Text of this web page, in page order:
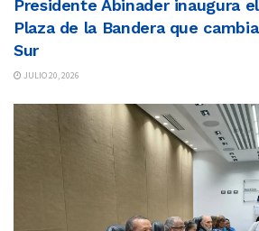
Presidente Abinader inaugura
Plaza de la Bandera que
Sur
JULIO 20, 2026